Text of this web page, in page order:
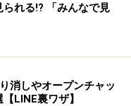
れる!? 「みんなで見
消しやオープンチャッ
LINE裏ワザ】